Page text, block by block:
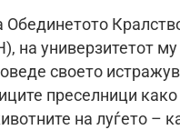
на универзитетот
своето
преселници
на луѓето –